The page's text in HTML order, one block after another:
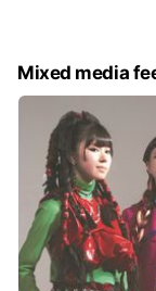
Mixed media